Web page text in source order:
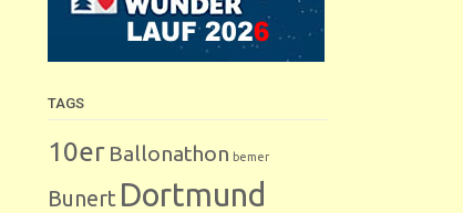
TAGS
10er Ballonathon bemer
Bunert Dortmund